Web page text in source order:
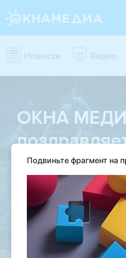
Подвиньте фрагмент на